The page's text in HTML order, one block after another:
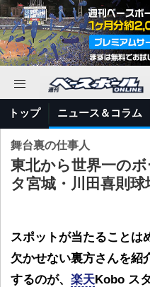
トップ ニュース＆コラム
舞台裏の仕事人
東北から世界一の
タ宮城・川田喜則
スポットが当たることは
欠かせない裏方さんを紹
するのが、 楽天Kobo ス